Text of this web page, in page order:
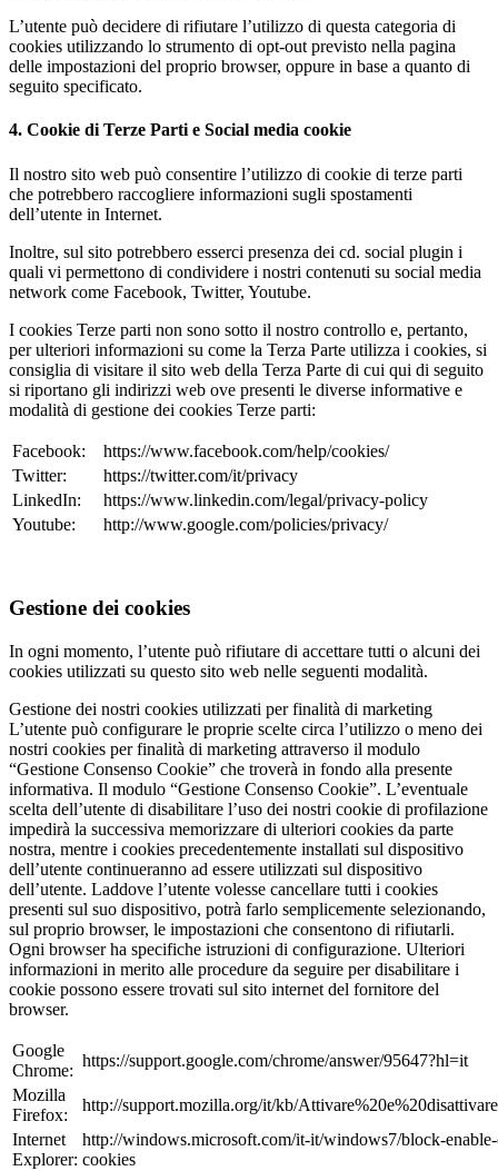
L’utente può decidere di rifiutare l’utilizzo di questa categoria di
cookies utilizzando lo strumento di opt-out previsto nella pagina
delle impostazioni del proprio browser, oppure in base a quanto di
seguito specificato.
4. Cookie di Terze Parti e Social media cookie
Il nostro sito web può consentire l’utilizzo di cookie di terze parti
che potrebbero raccogliere informazioni sugli spostamenti
dell’utente in Internet.
Inoltre, sul sito potrebbero esserci presenza dei cd. social plugin i
quali vi permettono di condividere i nostri contenuti su social media
network come Facebook, Twitter, Youtube.
I cookies Terze parti non sono sotto il nostro controllo e, pertanto,
per ulteriori informazioni su come la Terza Parte utilizza i cookies, si
consiglia di visitare il sito web della Terza Parte di cui qui di seguito
si riportano gli indirizzi web ove presenti le diverse informative e
modalità di gestione dei cookies Terze parti:
Facebook:
https://www.facebook.com/help/cookies/
Twitter:
https://twitter.com/it/privacy
LinkedIn:
https://www.linkedin.com/legal/privacy-policy
Youtube:
http://www.google.com/policies/privacy/
Gestione dei cookies
In ogni momento, l’utente può rifiutare di accettare tutti o alcuni dei
cookies utilizzati su questo sito web nelle seguenti modalità.
Gestione dei nostri cookies utilizzati per finalità di marketing
L’utente può configurare le proprie scelte circa l’utilizzo o meno dei
nostri cookies per finalità di marketing attraverso il modulo
“Gestione Consenso Cookie” che troverà in fondo alla presente
informativa. Il modulo “Gestione Consenso Cookie”. L’eventuale
scelta dell’utente di disabilitare l’uso dei nostri cookie di profilazione
impedirà la successiva memorizzare di ulteriori cookies da parte
nostra, mentre i cookies precedentemente installati sul dispositivo
dell’utente continueranno ad essere utilizzati sul dispositivo
dell’utente. Laddove l’utente volesse cancellare tutti i cookies
presenti sul suo dispositivo, potrà farlo semplicemente selezionando,
sul proprio browser, le impostazioni che consentono di rifiutarli.
Ogni browser ha specifiche istruzioni di configurazione. Ulteriori
informazioni in merito alle procedure da seguire per disabilitare i
cookie possono essere trovati sul sito internet del fornitore del
browser.
Google
Chrome:
https://support.google.com/chrome/answer/95647?hl=it
Mozilla
Firefox:
http://support.mozilla.org/it/kb/
Internet
Explorer:
http://windows.microsoft.com/it-it/windows7/block-
cookies